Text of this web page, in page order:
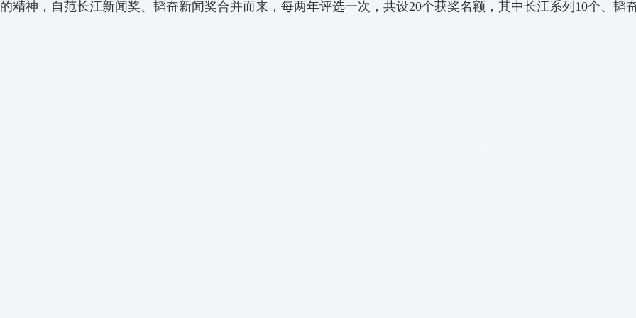
的精神，自范长江新闻奖、 韬奋新闻奖合并而来，每两年评选一次，共设20个获奖名额，其中长江系列 10个、 韬